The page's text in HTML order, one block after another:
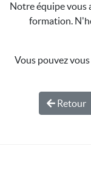
Notre équipe vous
formation.
Vous pouvez
Retour